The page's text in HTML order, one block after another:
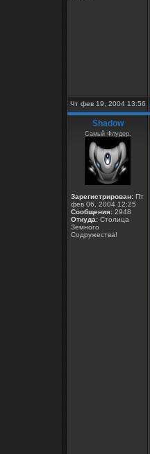
Чт фев 19, 2004 13:56
Shadow
Самый Флудер.
Зарегистрирован: Пт
фев 06, 2004 12:25
Сообщения: 2948
Откуда: Столица
Земного
Содружества!